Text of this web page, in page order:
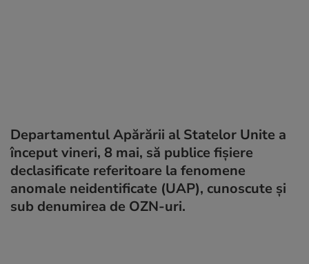
Departamentul Apărării al Statelor Unite a
început vineri, 8 mai, să publice fișiere
declasificate referitoare la fenomene
anomale neidentificate (UAP), cunoscute și
sub denumirea de OZN-uri.